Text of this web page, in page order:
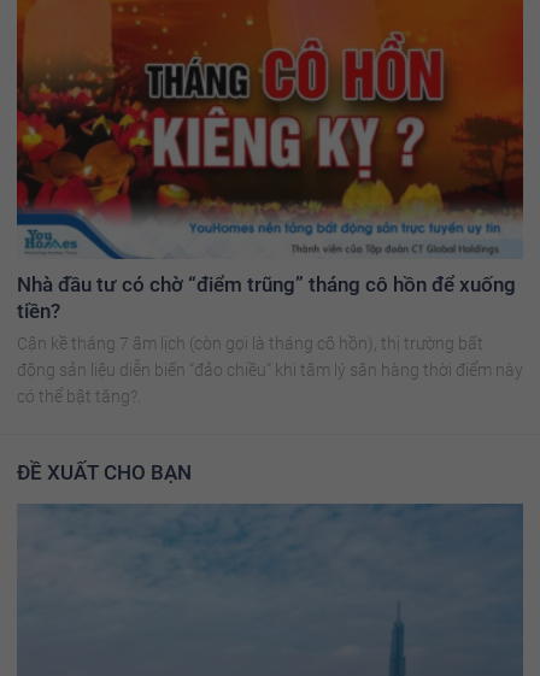
Nhà đầu tư có chờ “điểm trũng” tháng cô hồn để xuống
tiền?
Cận kề tháng 7 âm lịch (còn gọi là tháng cô hồn), thị trường bất
động sản liệu diễn biến “đảo chiều” khi tâm lý săn hàng thời điểm này
có thể bật tăng?.
ĐỀ XUẤT CHO BẠN